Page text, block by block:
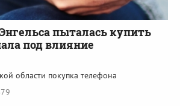
пыталась купить
под влияние
области покупка телефона